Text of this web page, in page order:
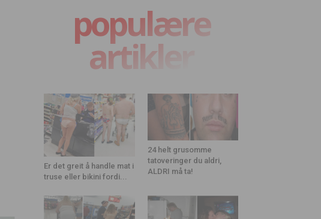
populære
artikler
Er det greit å handle mat i
truse eller bikini fordi...
24 helt grusomme
tatoveringer du aldri,
ALDRI må ta!